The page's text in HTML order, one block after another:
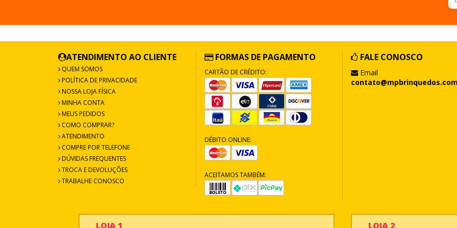
ATENDIMENTO AO CLIENTE
QUEM SOMOS
POLÍTICA DE PRIVACIDADE
NOSSA LOJA FÍSICA
MINHA CONTA
MEUS PEDIDOS
COMO COMPRAR?
ATENDIMENTO
COMPRE POR TELEFONE
DÚVIDAS FREQUENTES
TROCA E DEVOLUÇÕES
TRABALHE CONOSCO
FORMAS DE PAGAMENTO
CARTÃO DE CRÉDITO:
DÉBITO ONLINE:
ACEITAMOS TAMBÉM:
FALE CONOSCO
Email
LOJA 1 LOJA 2